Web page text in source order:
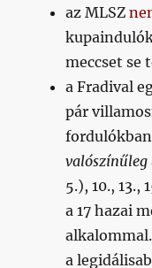
az MLSZ
meccset se
a Fradival
pár
valószínűleg
5.), 10., 13.,
a 17 hazai
a